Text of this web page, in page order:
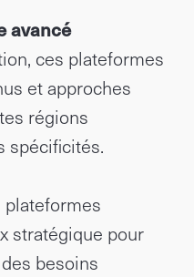
avancé
ces plateformes
et approches
régions
spécificités.
plateformes
stratégique pour
besoins